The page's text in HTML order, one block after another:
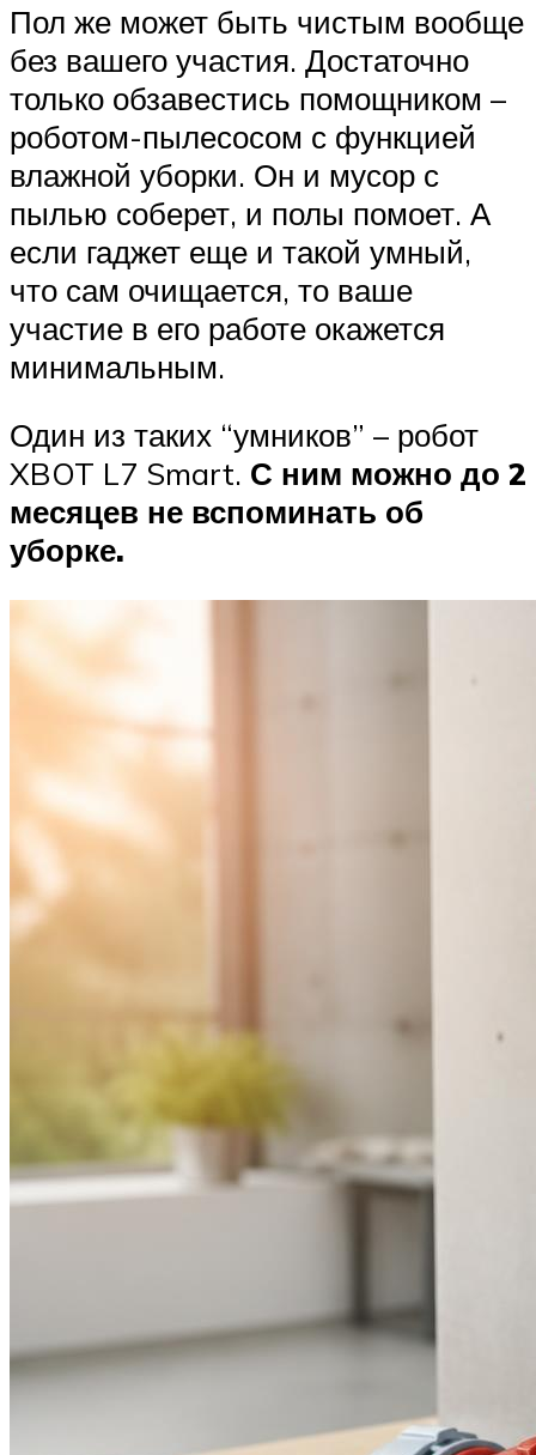
Пол же может быть чистым вообще
без вашего участия. Достаточно
только обзавестись помощником –
роботом-пылесосом с функцией
влажной уборки. Он и мусор с
пылью соберет, и полы помоет. А
если гаджет еще и такой умный,
что сам очищается, то ваше
участие в его работе окажется
минимальным.
Один из таких “умников” – робот
XBOT L7 Smart. С ним можно до 2
месяцев не вспоминать об
уборке.